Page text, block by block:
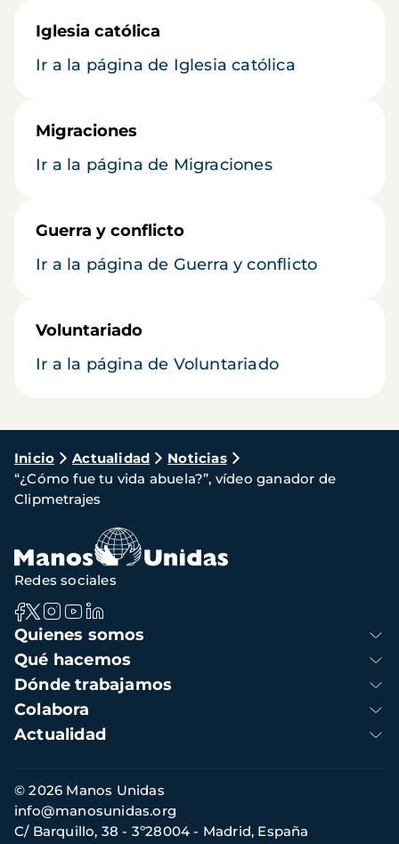
Iglesia católica
Ir a la página de Iglesia católica
Migraciones
Ir a la página de Migraciones
Guerra y conflicto
Ir a la página de Guerra y conflicto
Voluntariado
Ir a la página de Voluntariado
Ruta
de
navegación
Inicio Actualidad
Noticias
“¿Cómo fue tu vida abuela?”, vídeo ganador de
Clipmetrajes
Navegación
principal
Quienes somos
Qué hacemos
Dónde trabajamos
Colabora
Actualidad
Redes sociales
Información
de
contacto
© 2026 Manos Unidas
C/ Barquillo, 38 - 3º28004 - Madrid, España
info@manosunidas.org